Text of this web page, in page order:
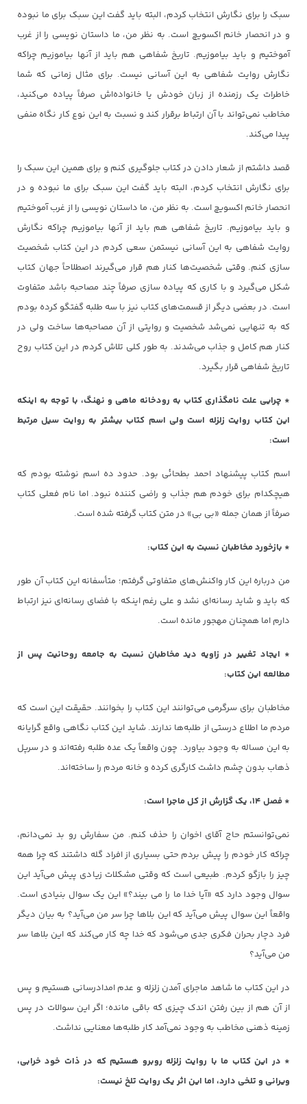
سبک را برای نگارش انتخاب کردم، البته باید گفت این سبک برای ما نبوده
و در انحصار خانم اکسویچ است. به نظر من، ما داستان نویسی را از غرب
آموختیم و باید بیاموزیم. تاریخ شفاهی هم باید از آنها بیاموزیم چراکه
نگارش روایت شفاهی به این آسانی نیست. برای مثال زمانی که شما
خاطرات یک رزمنده از زبان خودش یا خانواده‌اش صرفاً پیاده می‌کنید،
مخاطب نمی‌تواند با آن ارتباط برقرار کند و نسبت به این نوع کار نگاه منفی
پیدا می‌کند.
قصد داشتم از شعار دادن در کتاب جلوگیری کنم و برای همین این سبک را
برای نگارش انتخاب کردم، البته باید گفت این سبک برای ما نبوده و در
انحصار خانم اکسویچ است. به نظر من، ما داستان نویسی را از غرب آموختیم
و باید بیاموزیم. تاریخ شفاهی هم باید از آنها بیاموزیم چراکه نگارش
روایت شفاهی به این آسانی نیستمن سعی کردم در این کتاب شخصیت
سازی کنم. وقتی شخصیت‌ها کنار هم قرار می‌گیرند اصطلاحاً جهان کتاب
شکل می‌گیرد و با کاری که پیاده سازی صرفاً چند مصاحبه باشد متفاوت
است. در بعضی دیگر از قسمت‌های کتاب نیز با سه طلبه گفتگو کرده بودم
که به تنهایی نمی‌شد شخصیت و روایتی از آن مصاحبه‌ها ساخت ولی در
کنار هم کامل و جذاب می‌شدند. به طور کلی تلاش کردم در این کتاب روح
تاریخ شفاهی قرار بگیرد.
* چرایی علت نامگذاری کتاب به رودخانه ماهی و نهنگ، با توجه به اینکه
این کتاب روایت زلزله است ولی اسم کتاب بیشتر به روایت سیل مرتبط
است:
اسم کتاب پیشنهاد احمد بطحائی بود. حدود ده اسم نوشته بودم که
هیچکدام برای خودم هم جذاب و راضی کننده نبود. اما نام فعلی کتاب
صرفاً از همان جمله «بی بی» در متن کتاب گرفته شده است.
* بازخورد مخاطبان نسبت به این کتاب:
من درباره این کار واکنش‌های متفاوتی گرفتم؛ متأسفانه این کتاب آن طور
که باید و شاید رسانه‌ای نشد و علی رغم اینکه با فضای رسانه‌ای نیز ارتباط
دارم اما همچنان مهجور مانده است.
* ایجاد تغییر در زاویه دید مخاطبان نسبت به جامعه روحانیت پس از
مطالعه این کتاب:
مخاطبان برای سرگرمی می‌توانند این کتاب را بخوانند. حقیقت این است که
مردم ما اطلاع درستی از طلبه‌ها ندارند. شاید این‌ کتاب نگاهی واقع ‌گرایانه
به این ‌مساله به وجود بیاورد. چون واقعاً یک عده طلبه رفته‌اند و در سرپل
ذهاب بدون چشم داشت کارگری کرده و خانه مردم را ساخته‌اند.
* فصل ۱۴، یک گزارش از کل ماجرا است:
نمی‌توانستم حاج آقای اخوان را حذف کنم. من سفارش رو بد نمی‌دانم،
چراکه کار خودم را پیش بردم حتی بسیاری از افراد گله داشتند که چرا همه
چیز را بازگو کردم. طبیعی است که وقتی مشکلات زیادی پیش می‌آید این
سوال وجود دارد که «آیا خدا ما را می بیند؟» این یک سوال بنیادی است.
واقعاً این سوال پیش می‌آید که این بلاها چرا سر من می‌آید؟ به بیان دیگر
فرد دچار بحران فکری جدی می‌شود که خدا چه کار می‌کند که این بلاها سر
من می‌آید؟
در این کتاب ما شاهد ماجرای آمدن زلزله و عدم امدادرسانی هستیم و پس
از آن هم از بین رفتن اندک چیزی که باقی مانده؛ اگر این سوالات در پس
زمینه ذهنی مخاطب به وجود نمی‌آمد کار طلبه‌ها معنایی نداشت.
* در این کتاب ما با روایت زلزله روبرو هستیم که در ذات خود خرابی،
ویرانی و تلخی دارد، اما این اثر یک روایت تلخ نیست: